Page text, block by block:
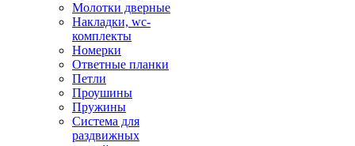
Молотки дверные
Накладки, wc-
комплекты
Номерки
Ответные планки
Петли
Проушины
Пружины
Система для
раздвижных